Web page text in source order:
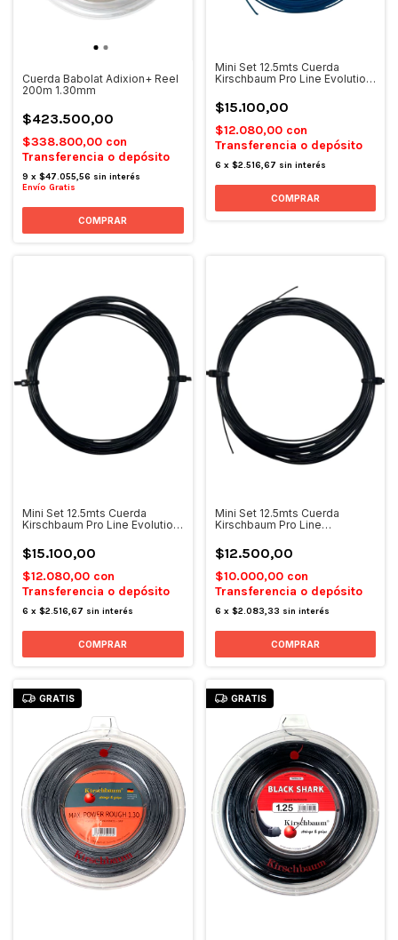
Cuerda Babolat Adixion+ Reel
200m 1.30mm
$423.500,00
$338.800,00 con
Transferencia o depósito
9 x $47.055,56 sin interés
Envío Gratis
Mini Set 12.5mts Cuerda
Kirschbaum Pro Line Evolution
$15.100,00
$12.080,00 con
Transferencia o depósito
6 x $2.516,67 sin interés
Mini Set 12.5mts Cuerda
Kirschbaum Pro Line Evolution
$15.100,00
$12.080,00 con
Transferencia o depósito
6 x $2.516,67 sin interés
Mini Set 12.5mts Cuerda
Kirschbaum Pro Line
$12.500,00
$10.000,00 con
Transferencia o depósito
6 x $2.083,33 sin interés
GRATIS GRATIS